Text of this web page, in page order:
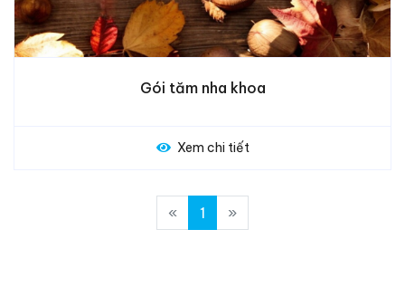
Gói tăm nha khoa
Xem chi tiết
« 1 »